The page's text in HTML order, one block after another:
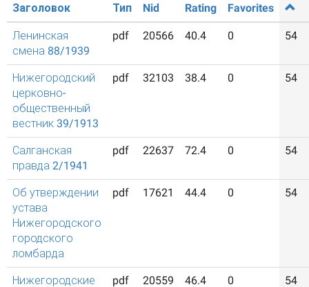
Заголовок Тип Nid Rating
Favorites
Ленинская
смена 88/1939
pdf 20566 40.4 0 54
Нижегородский
церковно-
общественный
вестник 39/1913
pdf 32103 38.4 0 54
Салганская
правда 2/1941
pdf 22637 72.4 0 54
Об утверждении
устава
Нижегородского
городского
ломбарда
pdf 17621 44.4 0 54
Нижегородские
pdf 20559 46.4 0 54